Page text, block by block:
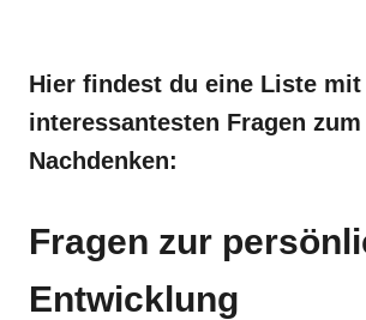
Hier findest du eine Liste mit
interessantesten Fragen zum
Nachdenken:
Fragen zur
Entwicklung